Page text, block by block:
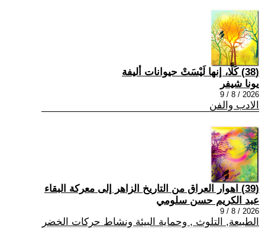
(38) كَلَّا، إنها لَيْسَتْ حيوانات أليفة
يونا شيفر
2026 / 8 / 9
الادب والفن
(39) اهوار العراق من التاريخ الزاهر إلى معركة البقاء
عبد الكريم حسن سلومي
2026 / 8 / 9
الطبيعة, التلوث , وحماية البيئة ونشاط حركات الخضر